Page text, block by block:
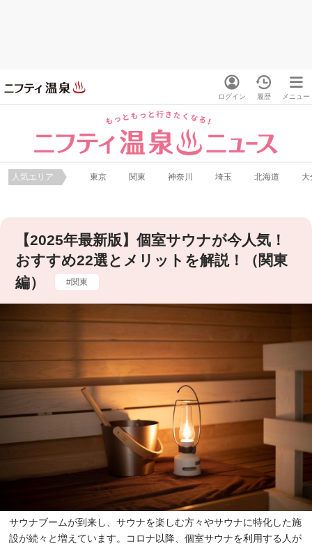
ログイン 履歴 メニュー
人気エリア 東京 関東 神奈川 埼玉 北海道 大
【2025年最新版】個室サウナが今人気！
おすすめ22選とメリットを解説！（関東
編）
関東
サウナブームが到来し、サウナを楽しむ方々やサウナに特化した施
設が続々と増えています。コロナ以降、個室サウナを利用する人が